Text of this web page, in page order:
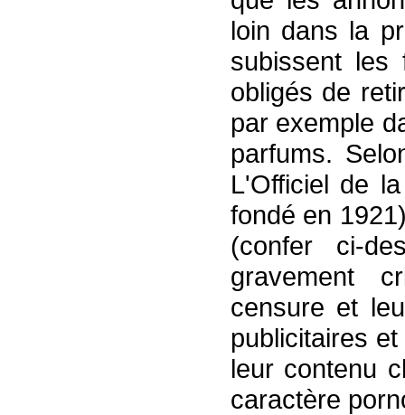
loin dans la
subissent les
obligés de
par exemple
parfums.
L'Officiel de
fondé en
(confer ci-
gravement
censure et
publicitaires
leur contenu
caractère